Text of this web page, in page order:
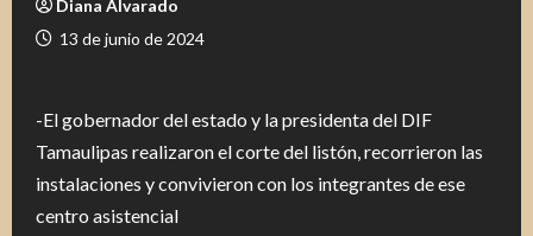
Diana Alvarado
13 de junio de 2024
-El gobernador del estado y la presidenta del DIF
Tamaulipas realizaron el corte del listón, recorrieron las
instalaciones y convivieron con los integrantes de ese
centro asistencial